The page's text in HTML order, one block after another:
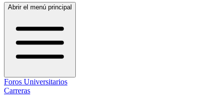
Abrir el menú principal
Foros Universitarios
Carreras